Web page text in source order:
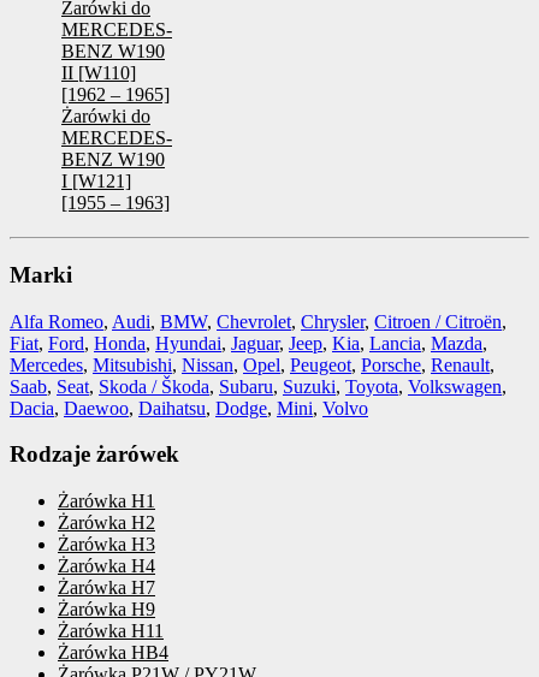
Żarówki do
MERCEDES-
BENZ W190
II [W110]
[1962 – 1965]
Żarówki do
MERCEDES-
BENZ W190
I [W121]
[1955 – 1963]
Marki
Alfa Romeo, Audi, BMW, Chevrolet, Chrysler, Citroen / Citroën,
Fiat, Ford, Honda, Hyundai, Jaguar, Jeep, Kia, Lancia, Mazda,
Mercedes, Mitsubishi, Nissan, Opel, Peugeot, Porsche, Renault,
Saab, Seat, Skoda / Škoda, Subaru, Suzuki, Toyota, Volkswagen,
Dacia, Daewoo, Daihatsu, Dodge, Mini, Volvo
Rodzaje żarówek
Żarówka H1
Żarówka H2
Żarówka H3
Żarówka H4
Żarówka H7
Żarówka H9
Żarówka H11
Żarówka HB4